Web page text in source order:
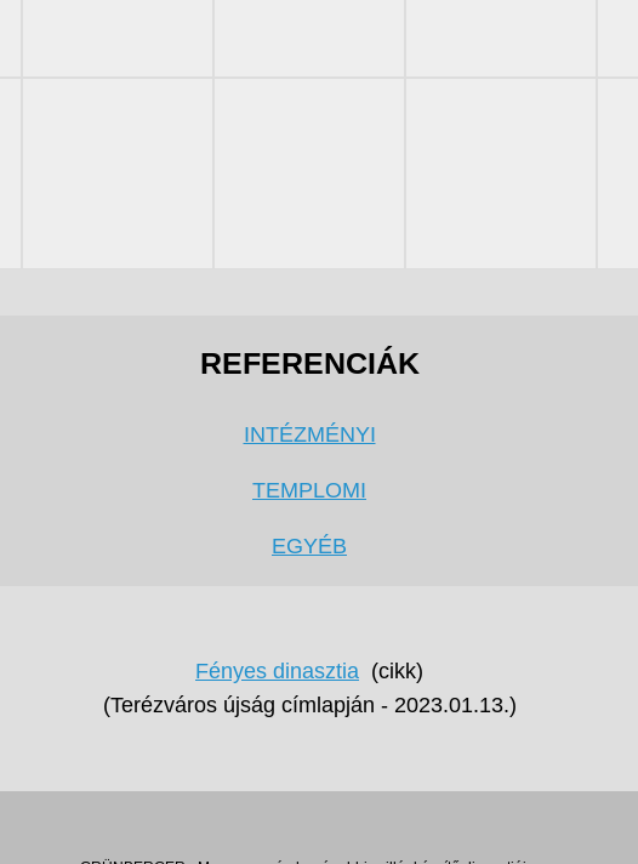
REFERENCIÁK
INTÉZMÉNYI
TEMPLOMI
EGYÉB
Fényes dinasztia (cikk)
(Terézváros újság címlapján - 2023.01.13.)